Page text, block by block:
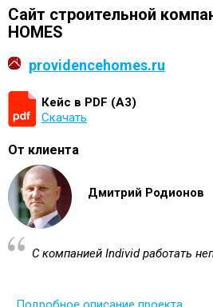
Сайт строительной
HOMES
providencehomes.ru
Кейс в PDF (А3)
Скачать
От клиента
Дмитрий Родионов
С компанией Individ работать